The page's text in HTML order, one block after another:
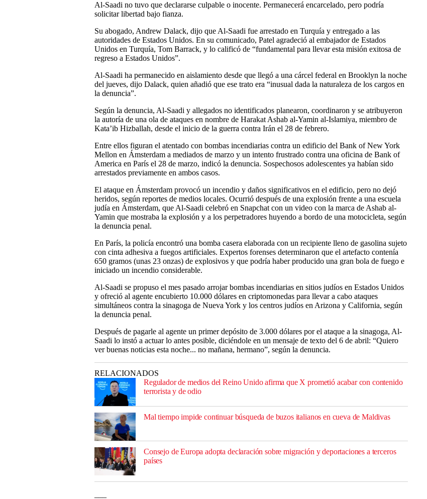
Al-Saadi no tuvo que declararse culpable o inocente. Permanecerá encarcelado, pero podría
solicitar libertad bajo fianza.
Su abogado, Andrew Dalack, dijo que Al-Saadi fue arrestado en Turquía y entregado a las
autoridades de Estados Unidos. En su comunicado, Patel agradeció al embajador de Estados
Unidos en Turquía, Tom Barrack, y lo calificó de “fundamental para llevar esta misión exitosa de
regreso a Estados Unidos”.
Al-Saadi ha permanecido en aislamiento desde que llegó a una cárcel federal en Brooklyn la noche
del jueves, dijo Dalack, quien añadió que ese trato era “inusual dada la naturaleza de los cargos en
la denuncia”.
Según la denuncia, Al-Saadi y allegados no identificados planearon, coordinaron y se atribuyeron
la autoría de una ola de ataques en nombre de Harakat Ashab al-Yamin al-Islamiya, miembro de
Kata’ib Hizballah, desde el inicio de la guerra contra Irán el 28 de febrero.
Entre ellos figuran el atentado con bombas incendiarias contra un edificio del Bank of New York
Mellon en Ámsterdam a mediados de marzo y un intento frustrado contra una oficina de Bank of
America en París el 28 de marzo, indicó la denuncia. Sospechosos adolescentes ya habían sido
arrestados previamente en ambos casos.
El ataque en Ámsterdam provocó un incendio y daños significativos en el edificio, pero no dejó
heridos, según reportes de medios locales. Ocurrió después de una explosión frente a una escuela
judía en Ámsterdam, que Al-Saadi celebró en Snapchat con un video con la marca de Ashab al-
Yamin que mostraba la explosión y a los perpetradores huyendo a bordo de una motocicleta, según
la denuncia penal.
En París, la policía encontró una bomba casera elaborada con un recipiente lleno de gasolina sujeto
con cinta adhesiva a fuegos artificiales. Expertos forenses determinaron que el artefacto contenía
650 gramos (unas 23 onzas) de explosivos y que podría haber producido una gran bola de fuego e
iniciado un incendio considerable.
Al-Saadi se propuso el mes pasado arrojar bombas incendiarias en sitios judíos en Estados Unidos
y ofreció al agente encubierto 10.000 dólares en criptomonedas para llevar a cabo ataques
simultáneos contra la sinagoga de Nueva York y los centros judíos en Arizona y California, según
la denuncia penal.
Después de pagarle al agente un primer depósito de 3.000 dólares por el ataque a la sinagoga, Al-
Saadi lo instó a actuar lo antes posible, diciéndole en un mensaje de texto del 6 de abril: “Quiero
ver buenas noticias esta noche... no mañana, hermano”, según la denuncia.
RELACIONADOS
Regulador de medios del Reino Unido afirma que X prometió acabar con contenido
terrorista y de odio
Mal tiempo impide continuar búsqueda de buzos italianos en cueva de Maldivas
Consejo de Europa adopta declaración sobre migración y deportaciones a terceros
países